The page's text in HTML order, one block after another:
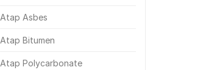
Atap Asbes
Atap Bitumen
Atap Polycarbonate